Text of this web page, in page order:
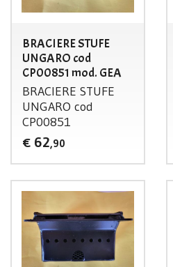
BRACIERE STUFE
UNGARO cod
CP00851 mod. GEA
BRACIERE STUFE
UNGARO cod
CP00851
€ 62,90